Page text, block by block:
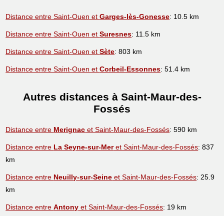
Distance entre Saint-Ouen etGarges-lès-Gonesse: 10.5 km
Distance entre Saint-Ouen etSuresnes: 11.5 km
Distance entre Saint-Ouen etSète: 803 km
Distance entre Saint-Ouen etCorbeil-Essonnes: 51.4 km
Autres distances à Saint-Maur-des-
Fossés
Distance entre Merignac et Saint-Maur-des-Fossés: 590 km
Distance entre La Seyne-sur-Meret Saint-Maur-des-Fossés: 837
km
Distance entre Neuilly-sur-Seine et Saint-Maur-des-Fossés: 25.9
km
Distance entreAntony et Saint-Maur-des-Fossés: 19 km